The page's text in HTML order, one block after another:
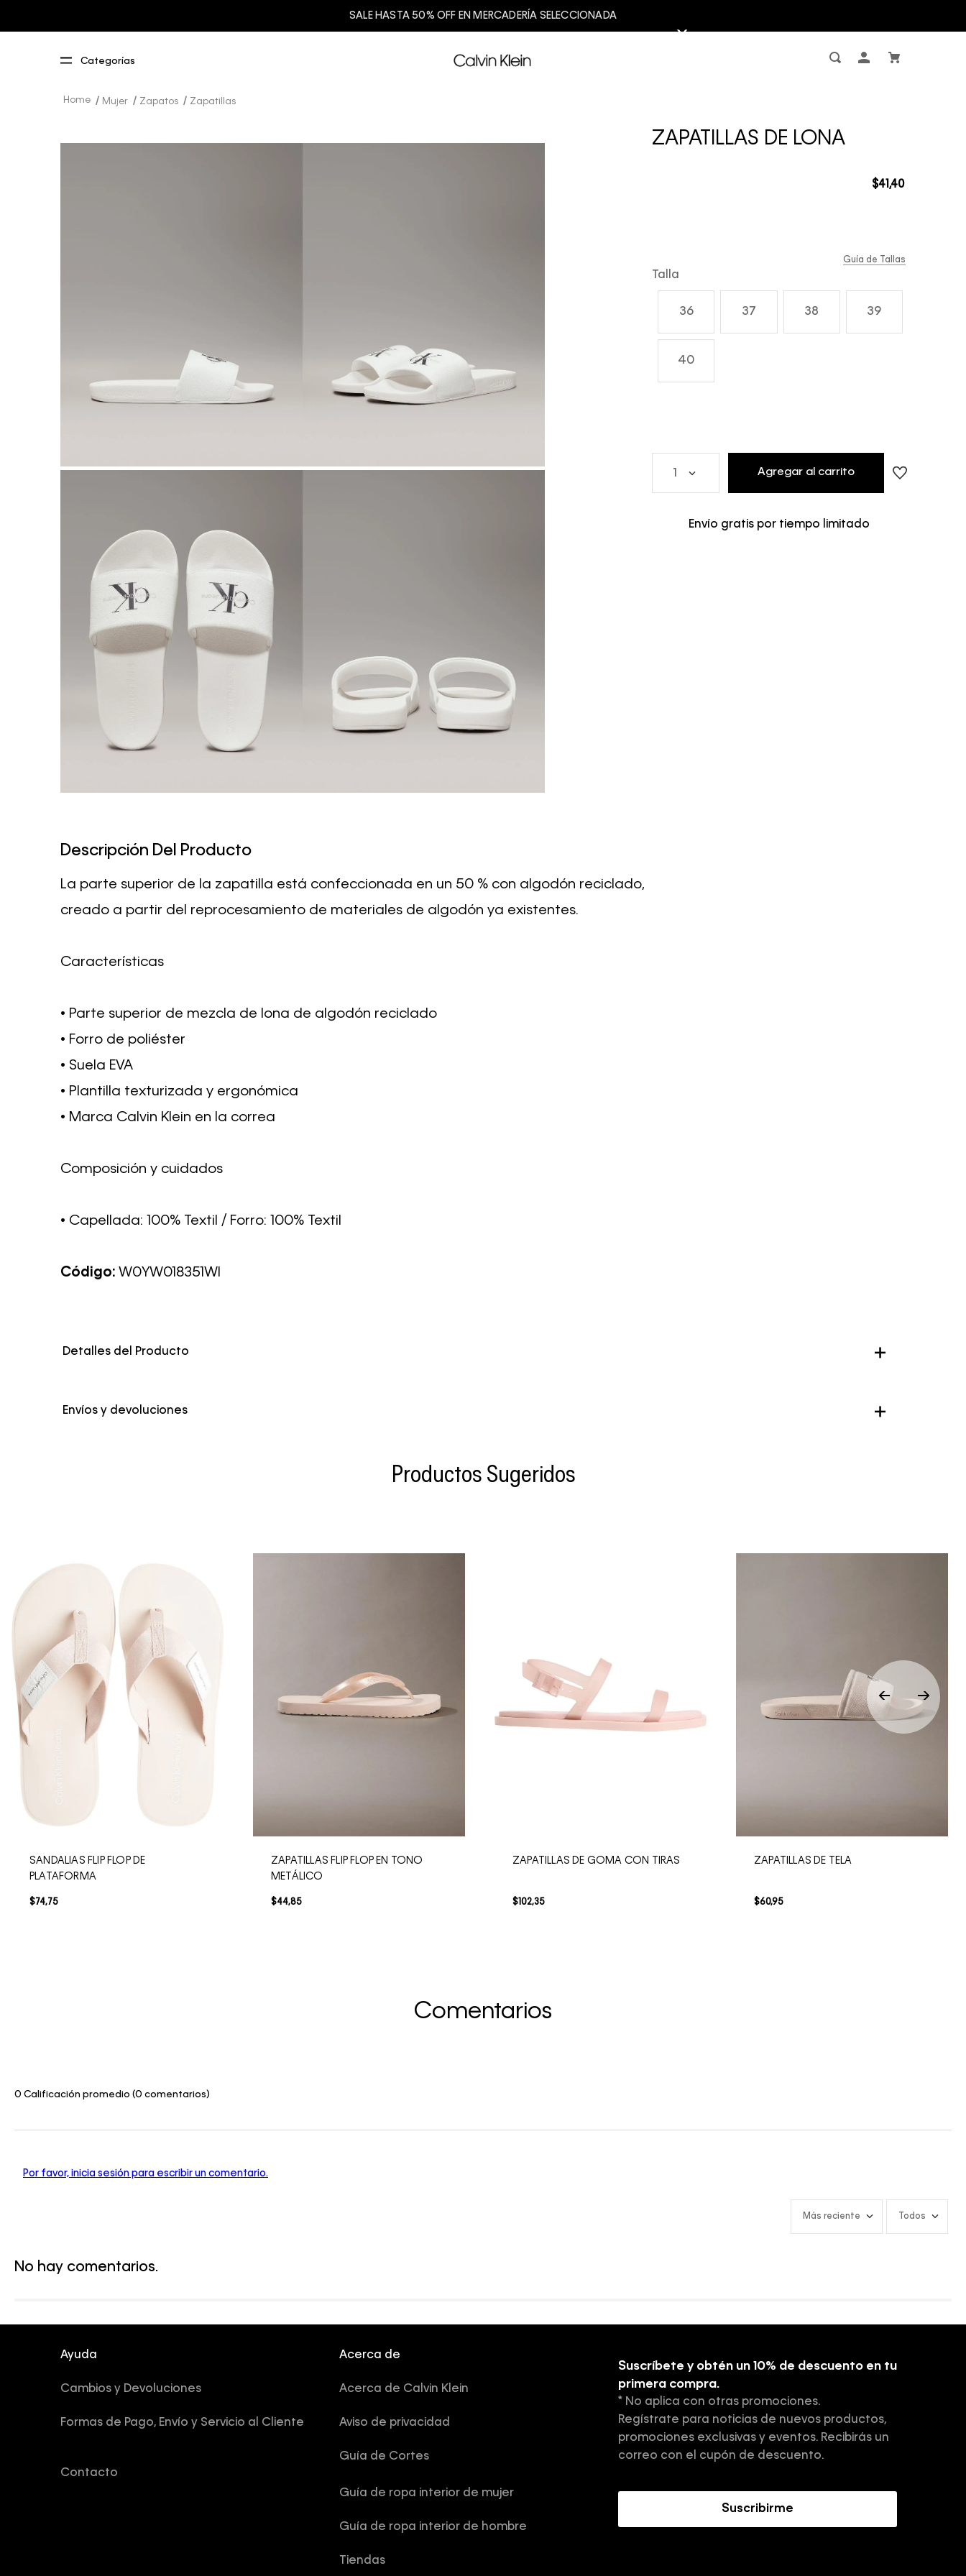
SALE HASTA 50% OFF EN MERCADERÍA SELECCIONADA
Mujer Zapatos Zapatillas
ZAPATILLAS DE LONA
$41 ,40
Talla
36 37 38 39
40
Guía de Tallas
Agregar al carrito
Envío gratis por tiempo limitado
Descripción Del Producto
La parte superior de la zapatilla está confeccionada en un 50 % con algodón reciclado,
creado a partir del reprocesamiento de materiales de algodón ya existentes.
Características
• Parte superior de mezcla de lona de algodón reciclado
• Forro de poliéster
• Suela EVA
• Plantilla texturizada y ergonómica
• Marca Calvin Klein en la correa
Composición y cuidados
• Capellada: 100% Textil / Forro: 100% Textil
Código: W0YW018351WI
Detalles del Producto
Color Blanco
Envíos y devoluciones
Productos Sugeridos
SANDALIAS FLIP FLOP DE
PLATAFORMA
$74,75
ZAPATILLAS FLIP FLOP EN TONO
METÁLICO
$44,85
ZAPATILLAS DE GOMA CON TIRAS
$102,35
ZAPATILLAS DE TELA
$60,95
Comentarios
0 Calificación promedio (0 comentarios)
Por favor, inicia sesión para escribir un comentario.
Más reciente Todos
No hay comentarios.
Ayuda
Cambios y Devoluciones
Formas de Pago, Envío y Servicio al Cliente
Contacto
Acerca de
Acerca de Calvin Klein
Aviso de privacidad
Guía de Cortes
Guía de ropa interior de mujer
Guía de ropa interior de hombre
Tiendas
Suscríbete y obtén un 10% de descuento en tu
primera compra.
* No aplica con otras promociones.
Regístrate para noticias de nuevos productos,
promociones exclusivas y eventos. Recibirás un
correo con el cupón de descuento.
Suscribirme